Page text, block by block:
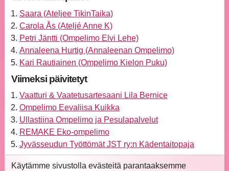
Saara (Ateljee TikinTaika)
Carola Ås (Ateljé Anne K)
Petri Jäntti (Ompelimo Elvi Lehe)
Annaleena Hurtig (Annaleenan Ompelimo)
Kari Rautiainen (Ompelimo Kielon Puku)
Viimeksi päivitetyt
Vaatturi & Vaatetusartesaani Lila Bernice
Ompelimo Eevaliisa Kuikka
Ullastiina Ompelimo ja Pesulapalvelut
REMAKE Eko-ompelimo
Jyvässeudun Työttömät JST ry:n Kädentaitopaja
Käytämme sivustolla evästeitä parantaaksemme